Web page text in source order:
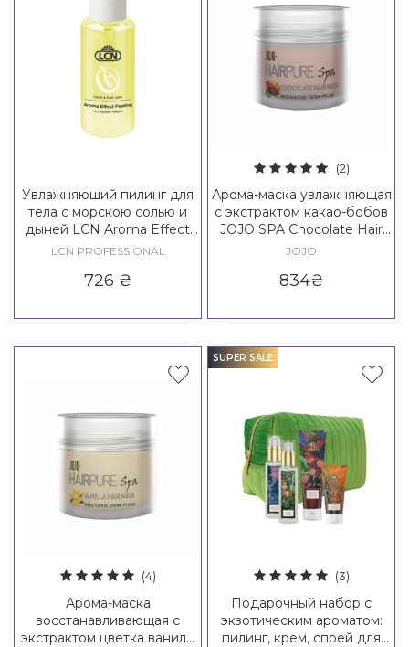
Увлажняющий пилинг для
тела с морскою солью и
дыней LCN Aroma Effect
Peeling Honeydew Melon
LCN PROFESSIONAL
726 ₴
(2)
Арома-маска увлажняющая
с экстрактом какао-бобов
JOJO SPA Chocolate Hair
Mask
JOJO
834₴
(4)
Арома-маска
восстанавливающая с
экстрактом цветка ванили
SUPER SALE
(3)
Подарочный набор с
экзотическим ароматом:
пилинг, крем, спрей для